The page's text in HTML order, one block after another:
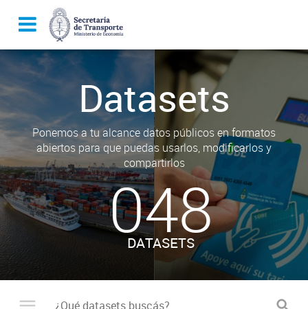
Datasets
Ponemos a tu alcance datos públicos en formatos
abiertos para que puedas usarlos, modificarlos y
compartirlos
048
DATASETS